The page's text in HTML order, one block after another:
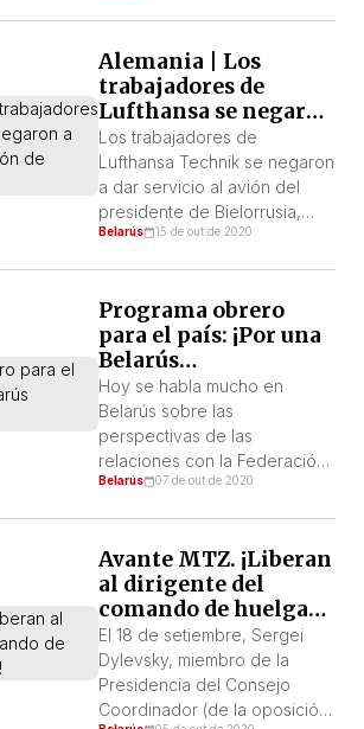
Alemania | Los
trabajadores de
Lufthansa se negaron
a dar servicio al avión
de Lukashenko
Los trabajadores de
Lufthansa Technik se negaron
a dar servicio al avión del
presidente de Bielorrusia,
Alexander Lukashenko. Esto
Nasha Niva.
Belarús 15 de out de 2020
Programa obrero
para el país: ¡Por una
Belarús
independiente!
Hoy se habla mucho en
Belarús sobre las
perspectivas de las
relaciones con la Federación
Rusa. Con Lukashenko, todo
mayor” entre las dictaduras.
Pero la oposición, esperando
el favor de Putin, hace cada
vez más reverencias hacia él,
insistiendo en la necesidad
de preservar las […]
Belarús 07 de out de 2020
Avante MTZ. ¡Liberan
al dirigente del
comando de huelga
de la MTZ!
El 18 de setiembre, Sergei
Dylevsky, miembro de la
Presidencia del Consejo
Coordinador (de la oposición)